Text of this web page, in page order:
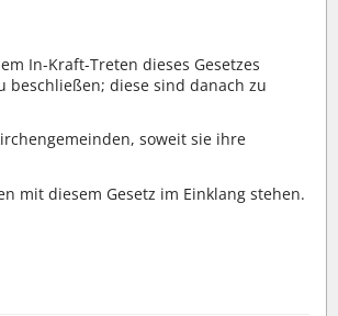
In-Kraft-Treten dieses Gesetzes
beschließen; diese sind danach zu
soweit sie ihre
mit diesem Gesetz im Einklang stehen.